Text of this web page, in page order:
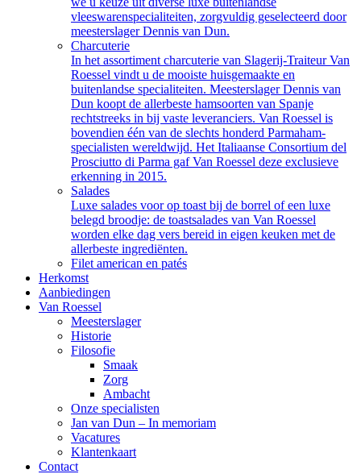
vleeswarenspecialiteiten, zorgvuldig geselecteerd door
meesterslager Dennis van Dun.
Charcuterie
In het assortiment charcuterie van Slagerij-Traiteur Van
Roessel vindt u de mooiste huisgemaakte en
buitenlandse specialiteiten. Meesterslager Dennis van
Dun koopt de allerbeste hamsoorten van Spanje
rechtstreeks in bij vaste leveranciers. Van Roessel is
bovendien één van de slechts honderd Parmaham-
specialisten wereldwijd. Het Italiaanse Consortium del
Prosciutto di Parma gaf Van Roessel deze exclusieve
erkenning in 2015.
Salades
Luxe salades voor op toast bij de borrel of een luxe
belegd broodje: de toastsalades van Van Roessel
worden elke dag vers bereid in eigen keuken met de
allerbeste ingrediënten.
Filet american en patés
Herkomst
Aanbiedingen
Van Roessel
Meesterslager
Historie
Filosofie
Smaak
Zorg
Ambacht
Onze specialisten
Jan van Dun – In memoriam
Vacatures
Klantenkaart
Contact